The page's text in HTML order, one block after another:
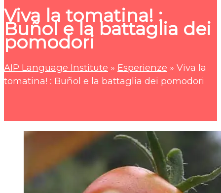
Viva la tomatina! :
Buñol e la battaglia dei
pomodori
AIP Language Institute » Esperienze » Viva la
tomatina! : Buñol e la battaglia dei pomodori